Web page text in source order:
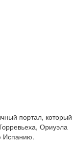
портал, который
Ориуэла
Испанию.